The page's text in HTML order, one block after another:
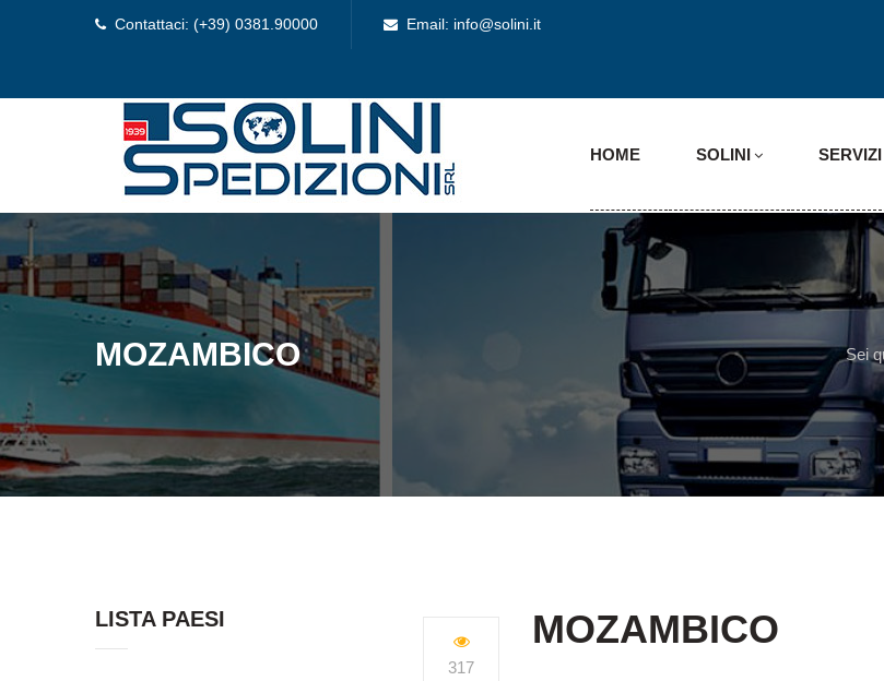
Contattaci: (+39) 0381.90000 Email: info@solini.it
HOME SOLINI SERVIZI
MOZAMBICO Sei
LISTA PAESI
317
MOZAMBICO